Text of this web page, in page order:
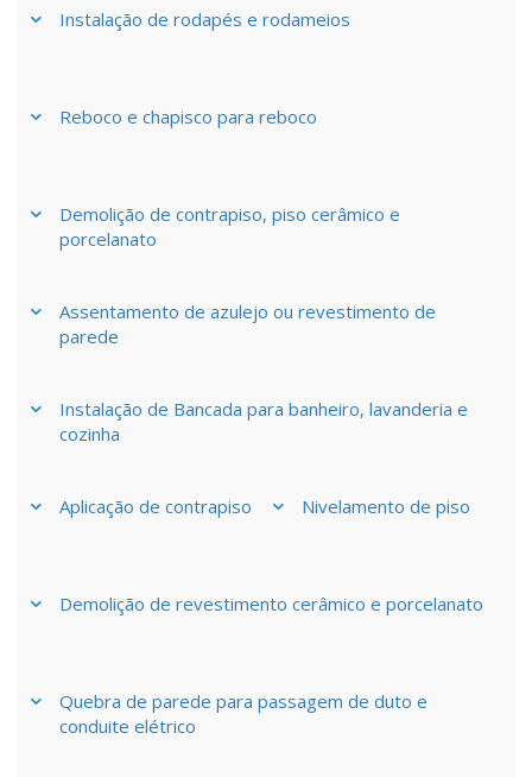
Instalação de rodapés e rodameios
Reboco e chapisco para reboco
Demolição de contrapiso, piso cerâmico e
porcelanato
Assentamento de azulejo ou revestimento de
parede
Instalação de Bancada para banheiro, lavanderia e
cozinha
Aplicação de contrapiso Nivelamento de piso
Demolição de revestimento cerâmico e porcelanato
Quebra de parede para passagem de duto e
conduite elétrico